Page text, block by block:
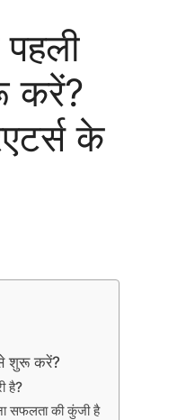
करें?
के
शुरू करें?
है?
सफलता की कुंजी है